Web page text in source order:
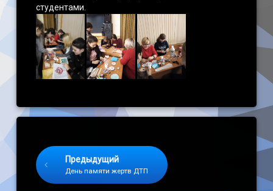
студентами.
Предыдущий
День памяти жертв ДТП